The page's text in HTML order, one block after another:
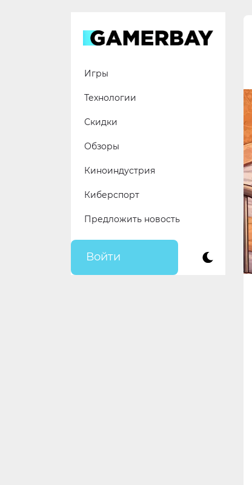
Игры
Технологии
Скидки
Обзоры
Киноиндустрия
Киберспорт
Предложить новость
Войти